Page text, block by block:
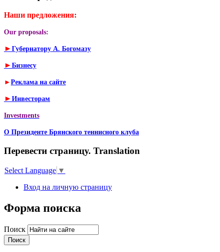
Наши предложения:
Our proposals:
► Губернатору А. Богомазу
► Бизнесу
► Реклама на сайте
► Инвесторам
Investments
О Президенте Брянского теннисного клуба
Перевести страницу. Translation
Select Language ▼
Вход на личную страницу
Форма поиска
Поиск